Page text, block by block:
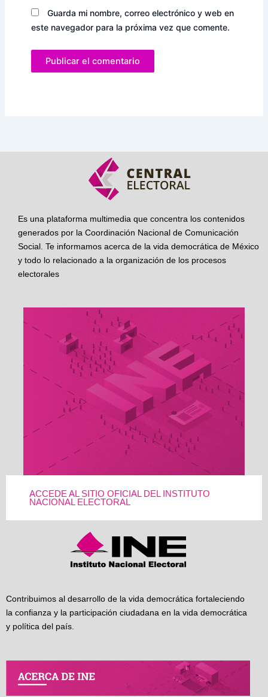
Guarda mi nombre, correo electrónico y web en
este navegador para la próxima vez que comente.
Es una plataforma multimedia que concentra los contenidos
generados por la Coordinación Nacional de Comunicación
Social. Te informamos acerca de la vida democrática de México
y todo lo relacionado a la organización de los procesos
electorales
ACCEDE AL SITIO OFICIAL DEL INSTITUTO
NACIONAL ELECTORAL
Contribuimos al desarrollo de la vida democrática fortaleciendo
la confianza y la participación ciudadana en la vida democrática
y política del país.